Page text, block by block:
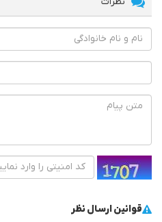
قوانین ارسال نظر